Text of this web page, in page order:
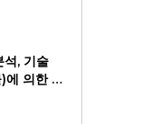
지역 분
석, 기술
에 의한 공
, 석유
물질, 수